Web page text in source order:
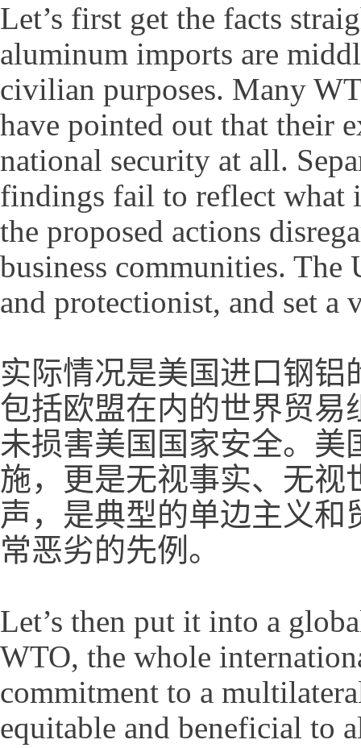
Let’s first get the facts
aluminum imports are
civilian purposes. Many
have pointed out that their
national security at all.
findings fail to reflect what
the proposed actions
business communities.
and protectionist, and set a
实际情况是美国进口钢
包括欧盟在内的世界贸易
未损害美国国家安全。美
施，更是无视事实、无视
声，是典型的单边主义
常恶劣的先例。
Let’s then put it into a
WTO, the whole
commitment to a
equitable and beneficial to